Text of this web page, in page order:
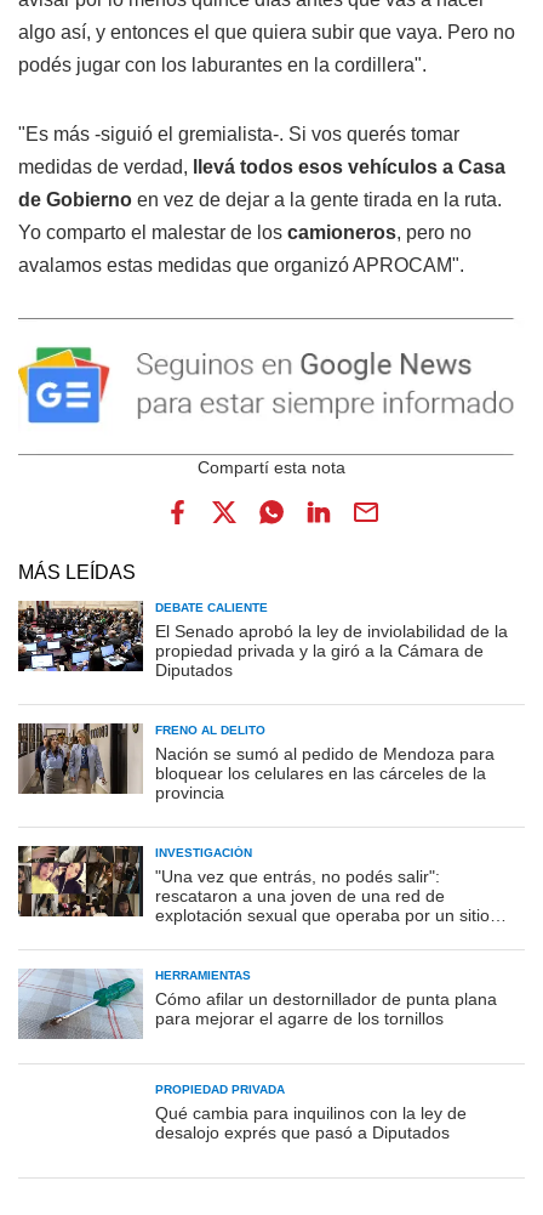
algo así, y entonces el que quiera subir que vaya. Pero no
podés jugar con los laburantes en la cordillera".
"Es más -siguió el gremialista-. Si vos querés tomar
medidas de verdad,
llevá todos esos vehículos a Casa
de Gobierno en vez de dejar a la gente tirada en la ruta.
Yo comparto el malestar de los camioneros, pero no
avalamos estas medidas que organizó APROCAM".
MÁS LEÍDAS
DEBATE CALIENTE
El Senado aprobó la ley de inviolabilidad de la
propiedad privada y la giró a la Cámara de
Diputados
FRENO AL DELITO
Nación se sumó al pedido de Mendoza para
bloquear los celulares en las cárceles de la
provincia
INVESTIGACIÓN
"Una vez que entrás, no podés salir":
rescataron a una joven de una red de
explotación sexual que operaba por un sitio
HERRAMIENTAS
Cómo afilar un destornillador de punta plana
para mejorar el agarre de los tornillos
PROPIEDAD PRIVADA
Qué cambia para inquilinos con la ley de
desalojo exprés que pasó a Diputados